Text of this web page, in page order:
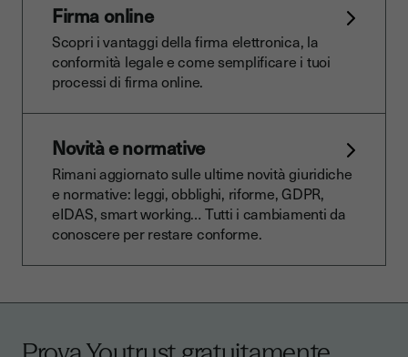
Firma online
Scopri i vantaggi della firma elettronica, la
conformità legale e come semplificare i tuoi
processi di firma online.
Novità e normative
Rimani aggiornato sulle ultime novità giuridiche
e normative: leggi, obblighi, riforme, GDPR,
eIDAS, smart working… Tutti i cambiamenti da
conoscere per restare conforme.